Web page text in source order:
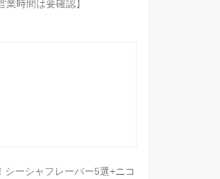
業時間は要確認】
シーシャフレーバー5選+ニコ